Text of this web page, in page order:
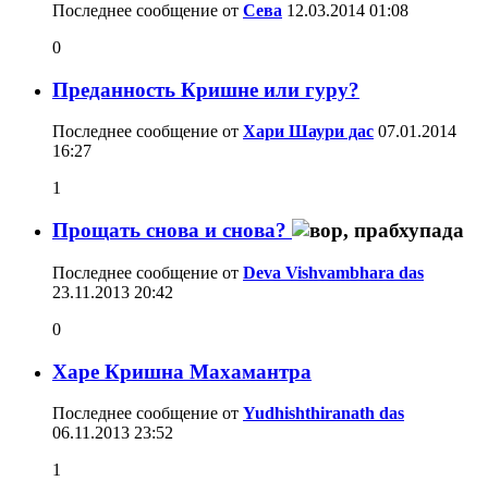
Последнее сообщение от Сева 12.03.2014 01:08
0
Преданность Кришне или гуру?
Последнее сообщение от Хари Шаури дас 07.01.2014
16:27
1
Прощать снова и снова?
Последнее сообщение от Deva Vishvambhara das
23.11.2013 20:42
0
Харе Кришна Махамантра
Последнее сообщение от Yudhishthiranath das
06.11.2013 23:52
1